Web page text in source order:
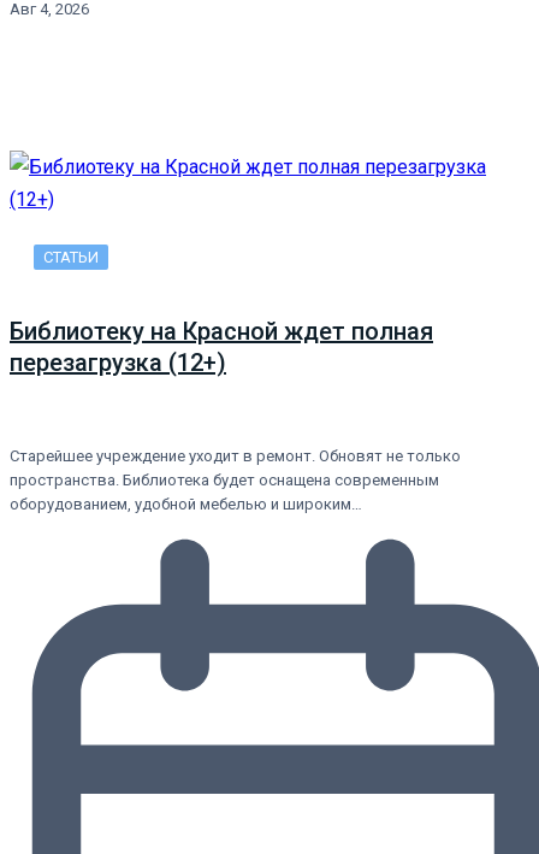
Авг 4, 2026
СТАТЬИ
Библиотеку на Красной ждет полная
перезагрузка (12+)
Старейшее учреждение уходит в ремонт. Обновят не только
пространства. Библиотека будет оснащена современным
оборудованием, удобной мебелью и широким…